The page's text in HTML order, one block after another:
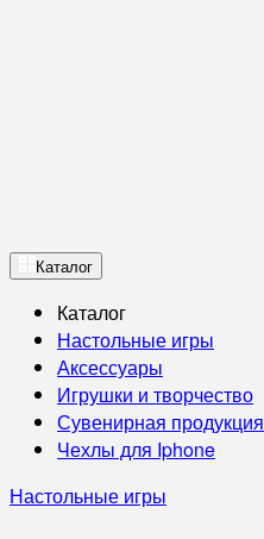
Каталог
Каталог
Настольные игры
Аксессуары
Игрушки и творчество
Сувенирная продукция
Чехлы для Iphone
Настольные игры